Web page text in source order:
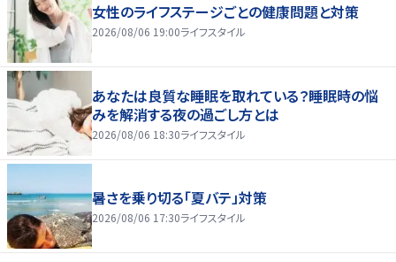
女性のライフステージごとの健康問題と対策
2026/08/06 19:00ライフスタイル
あなたは良質な睡眠を取れている？睡眠時の悩
みを解消する夜の過ごし方とは
2026/08/06 18:30ライフスタイル
暑さを乗り切る「夏バテ」対策
2026/08/06 17:30ライフスタイル